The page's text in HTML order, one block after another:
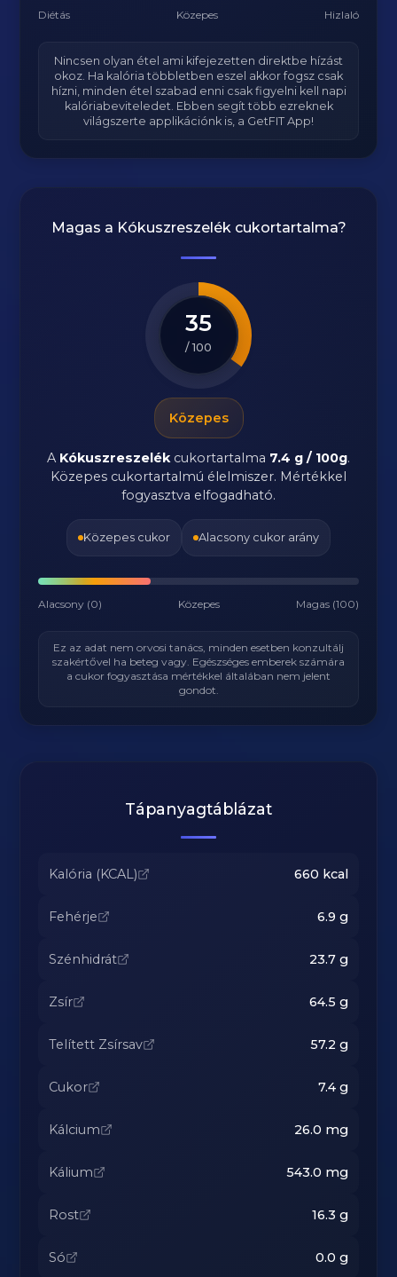
Diétás Közepes Hizlaló
Nincsen olyan étel ami kifejezetten direktbe hízást
okoz. Ha kalória többletben eszel akkor fogsz csak
hízni, minden étel szabad enni csak figyelni kell napi
kalóriabeviteledet. Ebben segít több ezreknek
világszerte applikációnk is, a GetFIT App!
Magas a Kókuszreszelékcukortartalma?
35
/ 100
Közepes
A Kókuszreszelékcukortartalma 7.4 g / 100g.
Közepes cukortartalmú élelmiszer. Mértékkel
fogyasztva elfogadható.
Közepes cukor Alacsony cukor arány
Alacsony (0) Közepes Magas (100)
Ez az adat nem orvosi tanács, minden esetben konzultálj
szakértővel ha beteg vagy. Egészséges emberek számára
a cukor fogyasztása mértékkel általában nem jelent
gondot.
Tápanyagtáblázat
Kalória (KCAL) 660 kcal
Fehérje 6.9 g
Szénhidrát 23.7g
Zsír 64.5 g
Telített Zsírsav 57.2 g
Cukor 7.4g
Kálcium 26.0 mg
Kálium 543.0 mg
Rost 16.3 g
Só 0.0 g